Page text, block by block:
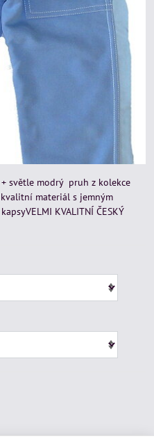
světle modrý pruh z kolekce
kvalitní materiál s jemným
KVALITNÍ ČESKÝ